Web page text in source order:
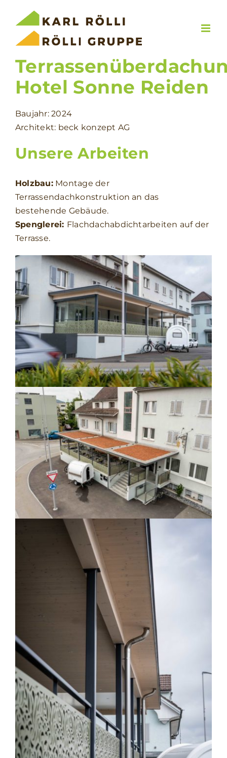
Inhalt
springen
Hotel Sonne Reiden
Baujahr: 2024
Architekt: beck konzept AG
Unsere Arbeiten
Holzbau:Montage der
Terrassendachkonstruktion an das
bestehende Gebäude.
Spenglerei: Flachdachabdichtarbeiten auf der
Terrasse.